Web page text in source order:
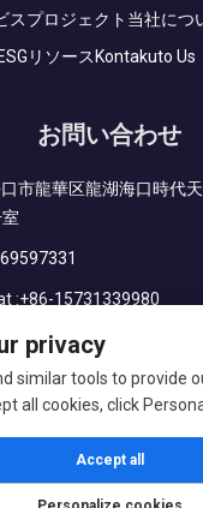
スプロジェクト 当社につ
リソースKontakuto Us
お問い合わせ
市龍華区龍湖海口時代
:+86-15731339980
南) カンパニー リミテッ
プライバシーポリ
privacy
similar tools to provide
all cookies, click
Accept all